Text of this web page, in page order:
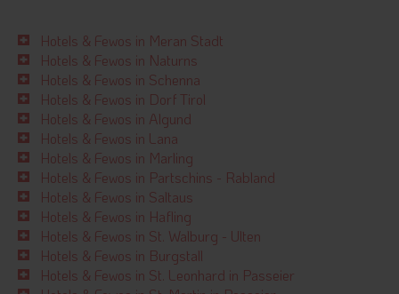
Hotels & Fewos in Meran Stadt
Hotels & Fewos in Naturns
Hotels & Fewos in Schenna
Hotels & Fewos in Dorf Tirol
Hotels & Fewos in Algund
Hotels & Fewos in Lana
Hotels & Fewos in Marling
Hotels & Fewos in Partschins - Rabland
Hotels & Fewos in Saltaus
Hotels & Fewos in Hafling
Hotels & Fewos in St. Walburg - Ulten
Hotels & Fewos in Burgstall
Hotels & Fewos in St. Leonhard in Passeier